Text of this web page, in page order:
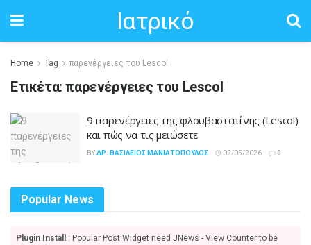
Ιατρικό
Home Tag παρενέργειες του Lescol
Ετικέτα:παρενέργειες του Lescol
9 παρενέργειες της φλουβαστατίνης (Lescol)
και πώς να τις μειώσετε
BYΔΡ. ΒΑΣΊΛΕΙΟΣ ΜΑΝΙΑΤΌΠΟΥΛΟΣ 02/05/2026 0
Popular News
Plugin Install
: Popular Post Widget need JNews - View Counter to be